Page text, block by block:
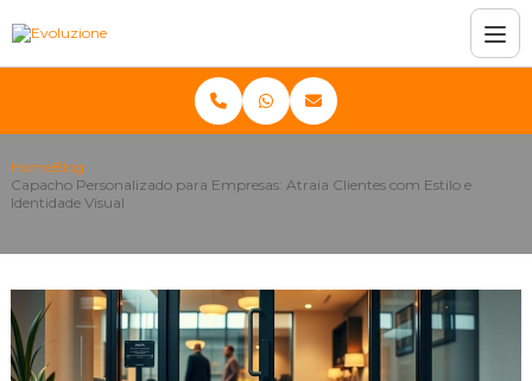
HomeBlog
Capacho Personalizado para Empresas: Atraia Clientes com Estilo e
Identidade Visual